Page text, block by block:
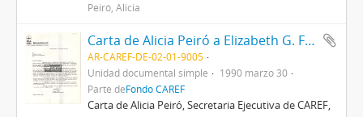
Peiró, Alicia
Carta de Alicia Peiró a Elizabeth G. Ferris
AR-CAREF-DE-02-01-9005
Unidad documental simple
1990 marzo 30
Parte deFondo CAREF
Carta de Alicia Peiró, Secretaria Ejecutiva de CAREF,